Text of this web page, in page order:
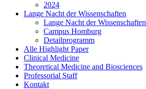
2024
Lange Nacht der Wissenschaften
Lange Nacht der Wissenschaften
Campus Homburg
Detailprogramm
Alle Highlight Paper
Clinical Medicine
Theoretical Medicine and Biosciences
Professorial Staff
Kontakt